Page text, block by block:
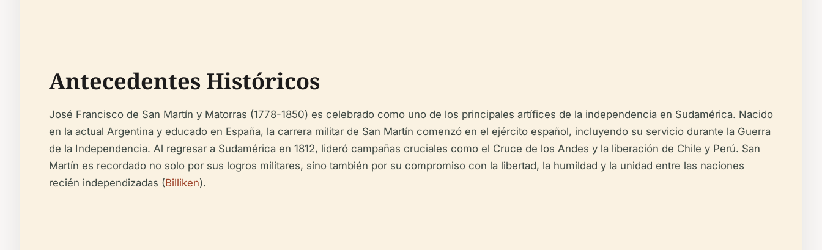
Antecedentes Históricos
José Francisco de San Martín y Matorras (1778-1850) es celebrado como uno de los principales artífices de la independencia en Sudamérica. Nacido
en la actual Argentina y educado en España, la carrera militar de San Martín comenzó en el ejército español, incluyendo su servicio durante la Guerra
de la Independencia. Al regresar a Sudamérica en 1812, lideró campañas cruciales como el Cruce de los Andes y la liberación de Chile y Perú. San
Martín es recordado no solo por sus logros militares, sino también por su compromiso con la libertad, la humildad y la unidad entre las naciones
recién independizadas (Billiken).